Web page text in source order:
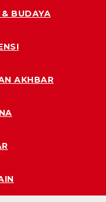
& BUDAYA
AKHBAR